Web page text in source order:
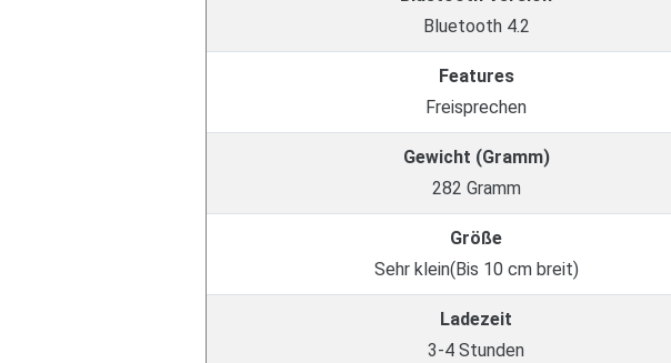
Bluetooth 4.2
Features
Freisprechen
Gewicht (Gramm)
282 Gramm
Größe
Sehr klein(Bis 10 cm breit)
Ladezeit
3-4 Stunden